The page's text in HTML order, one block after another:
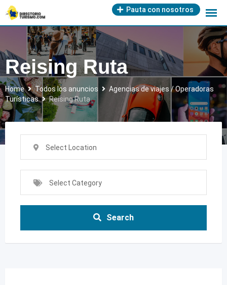
Skip
to
content
Pauta con nosotros
Reising Ruta
Home Todos los anuncios
Agencias de viajes / Operadoras
Turísticas
Reising Ruta
Select Location
Select Category
Search